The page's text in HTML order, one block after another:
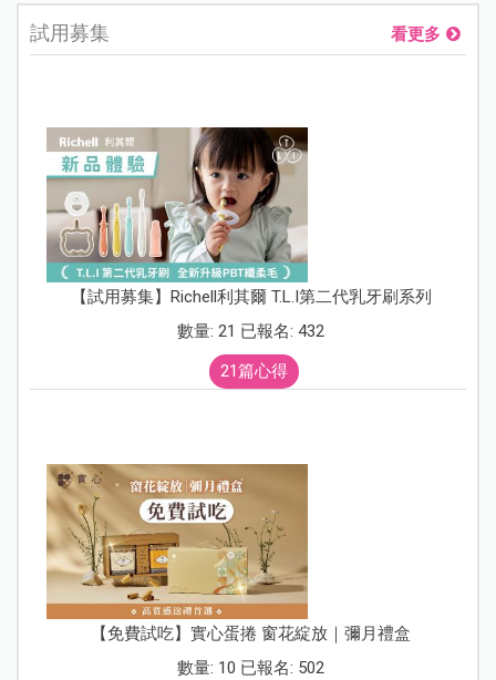
試用募集 看更多
【試用募集】Richell利其爾 T.L.I第二代乳牙刷系列
數量: 21 已報名: 432
21篇心得
【免費試吃】實心蛋捲 窗花綻放｜彌月禮盒
數量: 10 已報名: 502